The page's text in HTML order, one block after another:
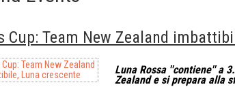
Cup: Team New Zealand
Luna Rossa ''contiene'' a
Zealand e si prepara alla